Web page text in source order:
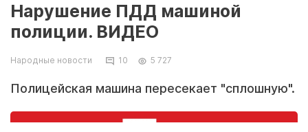
Нарушение ПДД машиной
полиции. ВИДЕО
Народные новости 10 5 727
Полицейская машина пересекает "сплошную".